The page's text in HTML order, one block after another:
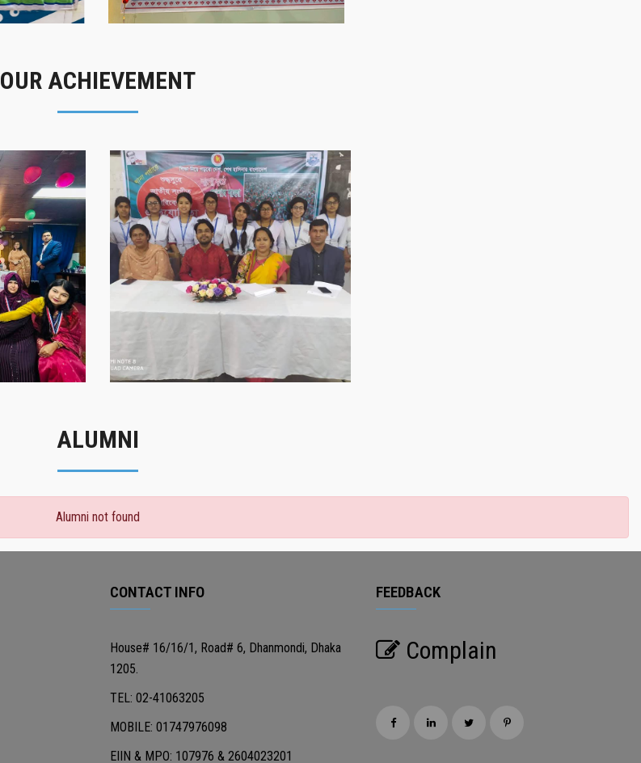
OUR ACHIEVEMENT
সাফল্যের স্মৃতি
সাফল্যের স্মৃতি
ALUMNI
Alumni not found
CONTACT INFO
House# 16/16/1, Road# 6, Dhanmondi, Dhaka
1205.
TEL: 02-41063205
MOBILE: 01747976098
EIIN & MPO: 107976 & 2604023201
FEEDBACK
Complain